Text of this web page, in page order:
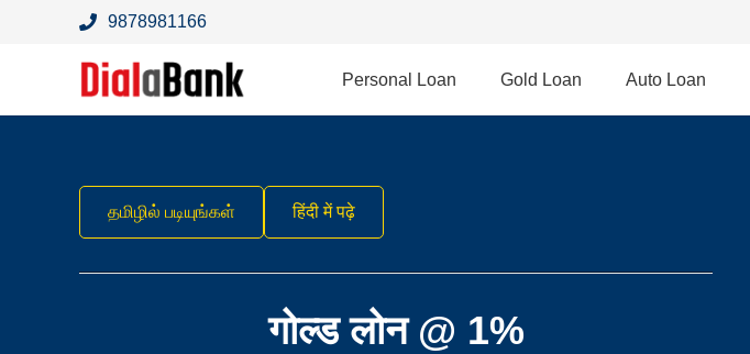
9878981166
Personal Loan Gold Loan Auto Loan
தமிழில் படியுங்கள் हिंदी में पढ़े
गोल्ड लोन @ 1%